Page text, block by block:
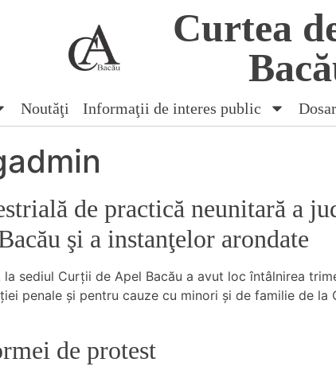
Curtea
Noutăţi Informaţii de interes public
de practică neunitară a
şi a instanţelor arondate
sediul Curţii de Apel Bacău a avut loc întâlnirea
penale şi pentru cauze cu minori şi de familie de
de protest